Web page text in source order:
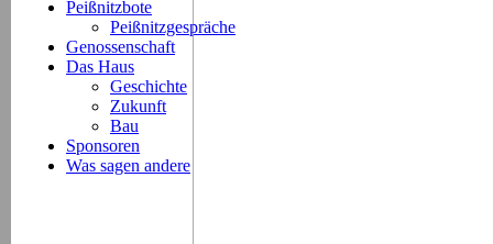
Peißnitzbote
Peißnitzgespräche
Genossenschaft
Das Haus
Geschichte
Zukunft
Bau
Sponsoren
Was sagen andere